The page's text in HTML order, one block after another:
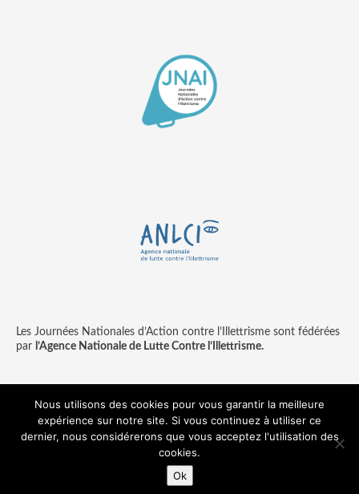
Les Journées Nationales d’Action contre l’Illettrisme sont fédérées
par l’Agence Nationale de Lutte Contre l’Illettrisme.
Contact
Mentions légales
© copyright ANLCI 2018
Nous utilisons des cookies pour vous garantir la meilleure
expérience sur notre site. Si vous continuez à utiliser ce
dernier, nous considérerons que vous acceptez l'utilisation des
cookies.
Ok